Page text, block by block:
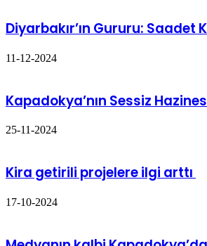
Diyarbakır’ın Gururu: Saadet
11-12-2024
Kapadokya’nın Sessiz
25-11-2024
Kira getirili projelere ilgi arttı
17-10-2024